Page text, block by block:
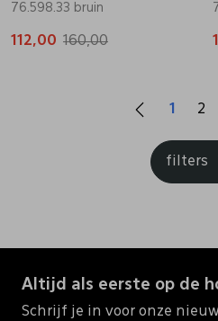
76.598.33 bruin
112,00 160,00
1 2
filters
Altijd als eerste op de
Schrijf je in voor onze